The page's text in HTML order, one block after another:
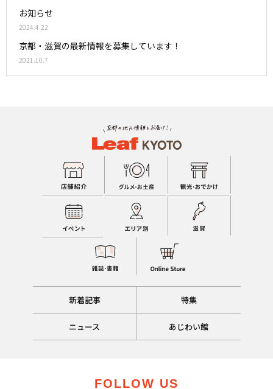
お知らせ
2024.4.22
京都・滋賀の最新情報を募集しています！
2021.10.7
新着記事 特集
ニュース あじわい館
FOLLOW US